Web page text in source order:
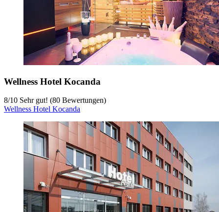
Wellness Hotel Kocanda
8/10 Sehr gut! (80 Bewertungen)
Wellness Hotel Kocanda